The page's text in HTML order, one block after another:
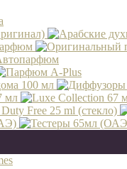
100 мл
мл
Free 25 ml (стекло)